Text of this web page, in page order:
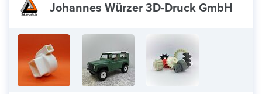
Johannes Würzer 3D-Druck GmbH